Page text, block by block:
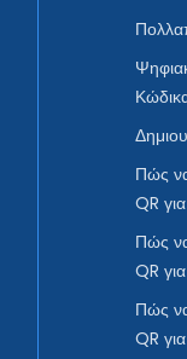
Πώς
QR
Πώς
QR
Πώς
QR